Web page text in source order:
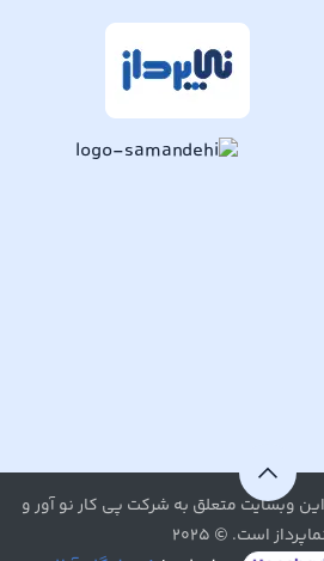
وبسایت متعلق به شرکت پی کار نو آور و
است. © ۲۰۲۵